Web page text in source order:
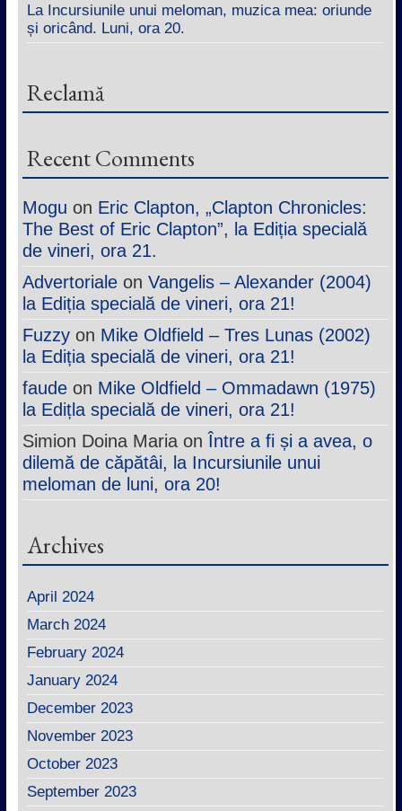
La Incursiunile unui meloman, muzica mea: oriunde
și oricând. Luni, ora 20.
Reclamă
Recent Comments
Mogu on Eric Clapton, „Clapton Chronicles:
The Best of Eric Clapton”, la Ediția specială
de vineri, ora 21.
Advertorialeon Vangelis – Alexander (2004)
la Ediția specială de vineri, ora 21!
Fuzzyon Mike Oldfield – Tres Lunas (2002)
la Ediția specială de vineri, ora 21!
faudeon Mike Oldfield – Ommadawn (1975)
la Edițla specială de vineri, ora 21!
Simion Doina MariaonÎntre a fi și a avea, o
dilemă de căpătâi, la Incursiunile unui
meloman de luni, ora 20!
Archives
April 2024
March 2024
February 2024
January 2024
December 2023
November 2023
October 2023
September 2023